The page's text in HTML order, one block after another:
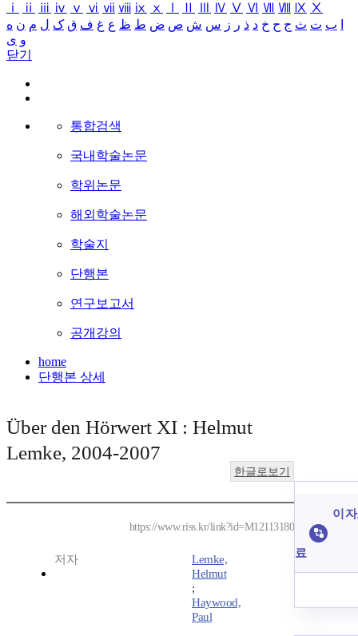
ⅰ
ⅱ ⅲ ⅳ ⅴ ⅵ ⅶ ⅷ ⅸ ⅹ Ⅳ Ⅴ Ⅵ Ⅶ Ⅷ Ⅸ Ⅹ
ب ت ث ج ح خ د ذ ر ز س ش ص ض ط ظ ع غ ف ق ک ل م ن ه
و ی
닫기
통합검색
국내학술논문
학위논문
해외학술논문
학술지
단행본
연구보고서
공개강의
home
단행본 상세
Über den Hörwert XI : Helmut
Lemke, 2004-2007
한글로보기
https://www.riss.kr/link?id=M12113180
저자
Lemke,
Helmut
;
Haywood,
Paul
이
료